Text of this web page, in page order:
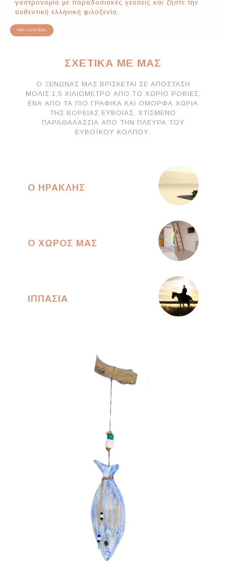
γαστρονομία με παραδοσιακές γεύσεις και ζήστε την
αυθεντική ελληνική φιλοξενία.
ΠΕΡΙΣΣΟΤΕΡΑ
ΣΧΕΤΙΚΆ ΜΕ ΜΑΣ
Ο ΞΕΝΏΝΑΣ ΜΑΣ ΒΡΊΣΚΕΤΑΙ ΣΕ ΑΠΌΣΤΑΣΗ
ΜΌΛΙΣ 1,5 ΧΙΛΙΌΜΕΤΡΟ ΑΠΌ ΤΟ ΧΩΡΙΌ ΡΟΒΙΈΣ,
ΈΝΑ ΑΠΌ ΤΑ ΠΙΟ ΓΡΑΦΙΚΆ ΚΑΙ ΌΜΟΡΦΑ ΧΩΡΙΆ
ΤΗΣ ΒΌΡΕΙΑΣ ΕΎΒΟΙΑΣ, ΧΤΙΣΜΈΝΟ
ΠΑΡΑΘΑΛΆΣΣΙΑ ΑΠΌ ΤΗΝ ΠΛΕΥΡΆ ΤΟΥ
ΕΥΒΟΪΚΟΎ ΚΌΛΠΟΥ.
Ο ΗΡΑΚΛΗΣ
Ο ΧΩΡΟΣ ΜΑΣ
ΙΠΠΑΣΙΑ